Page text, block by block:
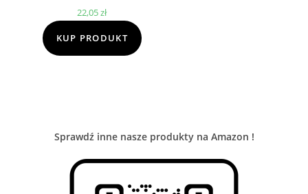
22,05zł
KUP PRODUKT
Sprawdź inne nasze produkty na Amazon !